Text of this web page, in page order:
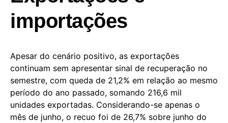
importações
Apesar do cenário positivo, as exportações
continuam sem apresentar sinal de recuperação no
semestre, com queda de 21,2% em relação ao mesmo
período do ano passado, somando 216,6 mil
unidades exportadas. Considerando-se apenas o
mês de junho, o recuo foi de 26,7% sobre junho do